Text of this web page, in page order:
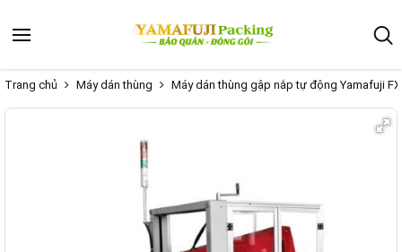
Trang chủ Máy dán thùng Máy dán thùng gập nắp tự động Yamafuji